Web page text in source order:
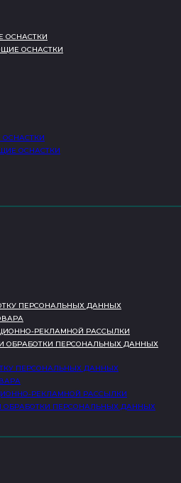
ОСНАСТКИ
ОСНАСТКИ
ОСНАСТКИ
ПЕРСОНАЛЬНЫХ ДАННЫХ
РЕКЛАМНОЙ РАССЫЛКИ
ОБРАБОТКИ ПЕРСОНАЛЬНЫХ ДАННЫХ
ПЕРСОНАЛЬНЫХ ДАННЫХ
РЕКЛАМНОЙ РАССЫЛКИ
ПЕРСОНАЛЬНЫХ ДАННЫХ